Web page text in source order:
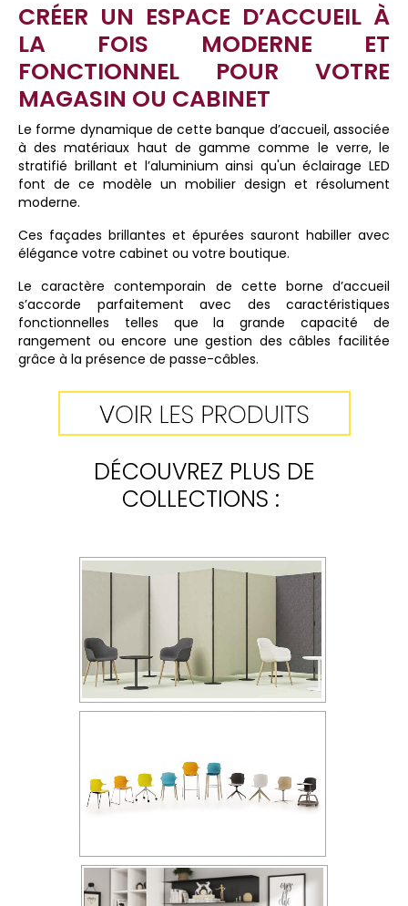
CRÉER UN ESPACE D’ACCUEIL À
LA FOIS MODERNE ET
FONCTIONNEL POUR VOTRE
MAGASIN OU CABINET
Le forme dynamique de cette banque d’accueil, associée
à des matériaux haut de gamme comme le verre, le
stratifié brillant et l’aluminium ainsi qu'un éclairage LED
font de ce modèle un mobilier design et résolument
moderne.
Ces façades brillantes et épurées sauront habiller avec
élégance votre cabinet ou votre boutique.
Le caractère contemporain de cette borne d’accueil
s’accorde parfaitement avec des caractéristiques
fonctionnelles telles que la grande capacité de
rangement ou encore une gestion des câbles facilitée
grâce à la présence de passe-câbles.
DÉCOUVREZ PLUS DE
COLLECTIONS :